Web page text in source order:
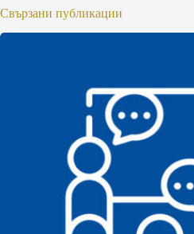
Свързани публикации